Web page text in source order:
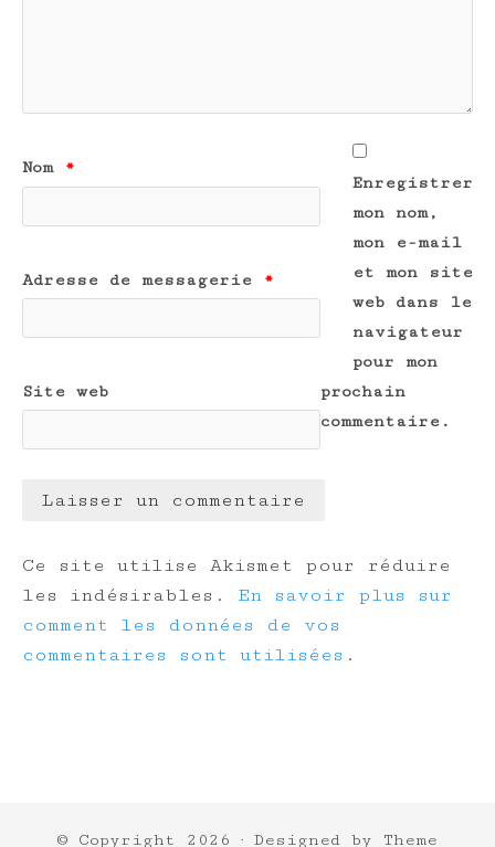
Nom *
Adresse de messagerie *
Site web
Enregistrer
mon nom,
mon e-mail
et mon site
web dans le
navigateur
pour mon
prochain
commentaire.
Ce site utilise Akismet pour réduire
les indésirables. En savoir plus sur
comment les données de vos
commentaires sont utilisées .
© Copyright 2026· Designed by Theme